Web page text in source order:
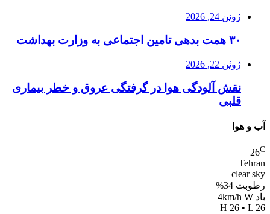
ژوئن 24, 2026
۳۰ همت بدهی تامین اجتماعی به وزارت بهداشت
ژوئن 22, 2026
نقش آلودگی هوا در گرفتگی عروق و خطر بیماری
قلبی
آب و هوا
26C
Tehran
clear sky
رطوبت 34%
باد 4km/h W
H 26 • L 26